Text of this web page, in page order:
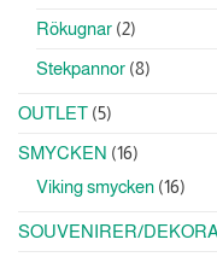
Rökugnar 22
Stekpannor 88
OUTLET 55
SMYCKEN 1616
produkter
Viking smycken 1616
SOUVENIRER/